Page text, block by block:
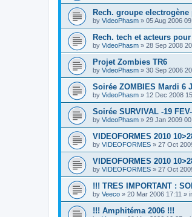
Rech. groupe
by VideoPhasm » 05 Aug 2006
Rech. tech et acteurs
by VideoPhasm » 28 Sep 2008
Projet Zombies TR6
by VideoPhasm » 30 Sep 2006
Soirée ZOMBIES Mardi 6
by VideoPhasm » 12 Dec 2008
Soirée SURVIVAL -19 FEV-
by VideoPhasm » 29 Jan 2009
VIDEOFORMES 2010
by VIDEOFORMES » 27 Oct
VIDEOFORMES 2010
by VIDEOFORMES » 27 Oct
!!! TRES IMPORTANT :
by Veeco » 20 Mar 2006 17:11 »
!!! Amphitéma 2006 !!!